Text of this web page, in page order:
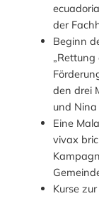
der
Beginn
den drei
und
Eine
vivax
Kurse